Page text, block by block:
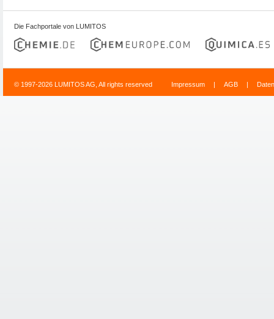
Die Fachportale von LUMITOS
© 1997-2026 LUMITOS AG, All rights reserved Impressum | AGB |